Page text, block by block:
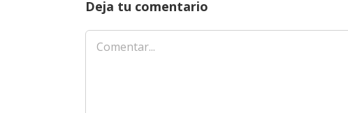
Deja tu comentario
Comentar